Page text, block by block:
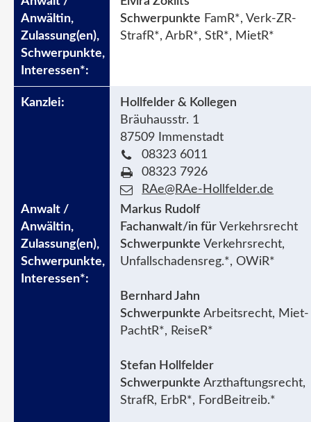
Schwerpunkte FamR*, Verk-ZR-
StrafR*, ArbR*, StR*, MietR*
Hollfelder & Kollegen
Bräuhausstr. 1
87509 Immenstadt
08323 6011
08323 7926
RAe@RAe-Hollfelder.de
Markus Rudolf
Fachanwalt/in für Verkehrsrecht
Schwerpunkte Verkehrsrecht,
Unfallschadensreg.*, OWiR*
Bernhard Jahn
Schwerpunkte Arbeitsrecht, Miet-
PachtR*, ReiseR*
Stefan Hollfelder
Schwerpunkte Arzthaftungsrecht,
StrafR, ErbR*, FordBeitreib.*